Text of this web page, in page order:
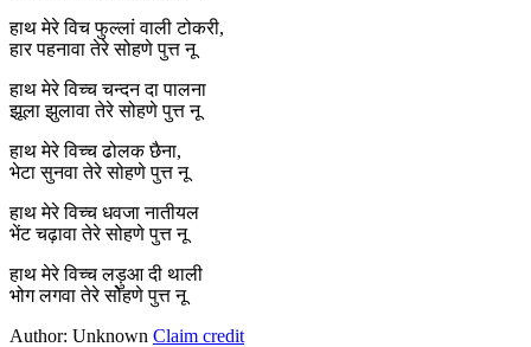
हाथ मेरे विच फुल्लां वाली टोकरी,
हार पहनावा तेरे सोहणे पुत्त नू
हाथ मेरे विच्च चन्दन दा पालना
झूला झुलावा तेरे सोहणे पुत्त नू
हाथ मेरे विच्च ढोलक छैना,
भेटा सुनवा तेरे सोहणे पुत्त नू
हाथ मेरे विच्च धवजा नातीयल
भेंट चढ़ावा तेरे सोहणे पुत्त नू
हाथ मेरे विच्च लड़ुआ दी थाली
भोग लगवा तेरे सोहणे पुत्त नू
Author: Unknown Claim credit